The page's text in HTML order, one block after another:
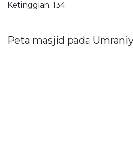
Ketinggian: 134
Peta masjid pada